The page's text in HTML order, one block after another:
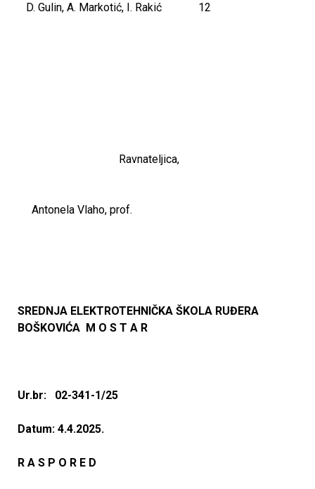
D. Gulin, A. Markotić, I. Rakić 12
Ravnateljica,
Antonela Vlaho, prof.
SREDNJA ELEKTROTEHNIČKA ŠKOLA RUĐERA
BOŠKOVIĆA M O S T A R
Ur.br: 02-341-1/25
Datum: 4.4.2025.
R A S P O R E D